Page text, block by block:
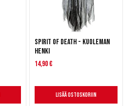
Spirit of Death - Kuoleman
Henki
14,90 €
Lisää ostoskoriin